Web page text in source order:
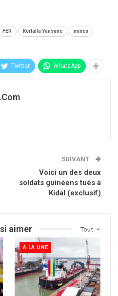
FER Kerfalla Yansané mines
Twitter WhatsApp
SUIVANT
Voici un des deux
soldats guinéens tués à
Kidal (exclusif)
Tout
aimer
A LA UNE